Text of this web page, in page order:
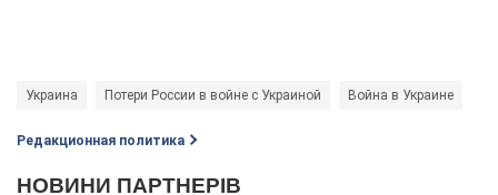
Украина Потери России в войне с Украиной Война в Украине
Редакционная политика